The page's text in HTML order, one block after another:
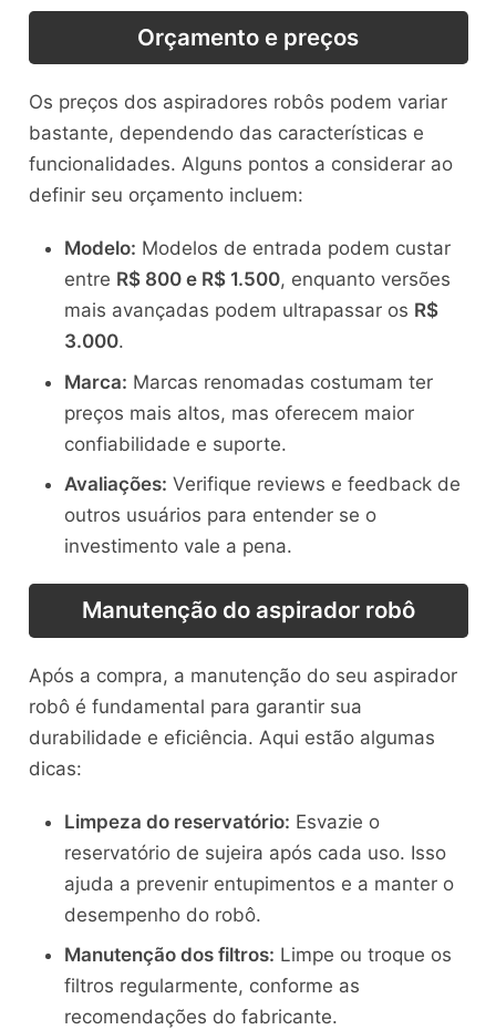
Orçamento e preços
Os preços dos aspiradores robôs podem variar
bastante, dependendo das características e
funcionalidades. Alguns pontos a considerar ao
definir seu orçamento incluem:
Modelo: Modelos de entrada podem custar
entre R$ 800 e R$ 1.500, enquanto versões
mais avançadas podem ultrapassar os R$
3.000.
Marca: Marcas renomadas costumam ter
preços mais altos, mas oferecem maior
confiabilidade e suporte.
Avaliações: Verifique reviews e feedback de
outros usuários para entender se o
investimento vale a pena.
Manutenção do aspirador robô
Após a compra, a manutenção do seu aspirador
robô é fundamental para garantir sua
durabilidade e eficiência. Aqui estão algumas
dicas:
Limpeza do reservatório: Esvazie o
reservatório de sujeira após cada uso. Isso
ajuda a prevenir entupimentos e a manter o
desempenho do robô.
Manutenção dos filtros: Limpe ou troque os
filtros regularmente, conforme as
recomendações do fabricante.